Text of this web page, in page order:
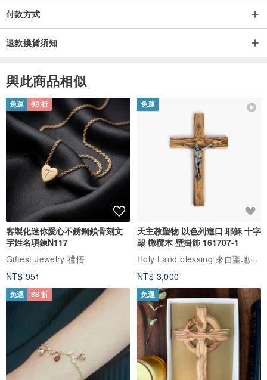
付款方式
退款換貨須知
與此商品相似
免運 88 折
客製化迷你愛心不銹鋼鎖骨刻文
字姓名項鍊N117
Giftest Jewelry 禮悟
NT$ 951
免運
天主教聖物 以色列進口 耶穌 十字
架 橄欖木 壁掛飾 161707-1
Holy Land blessing 來自聖地的祝福
NT$ 3,000
免運 88 折 免運